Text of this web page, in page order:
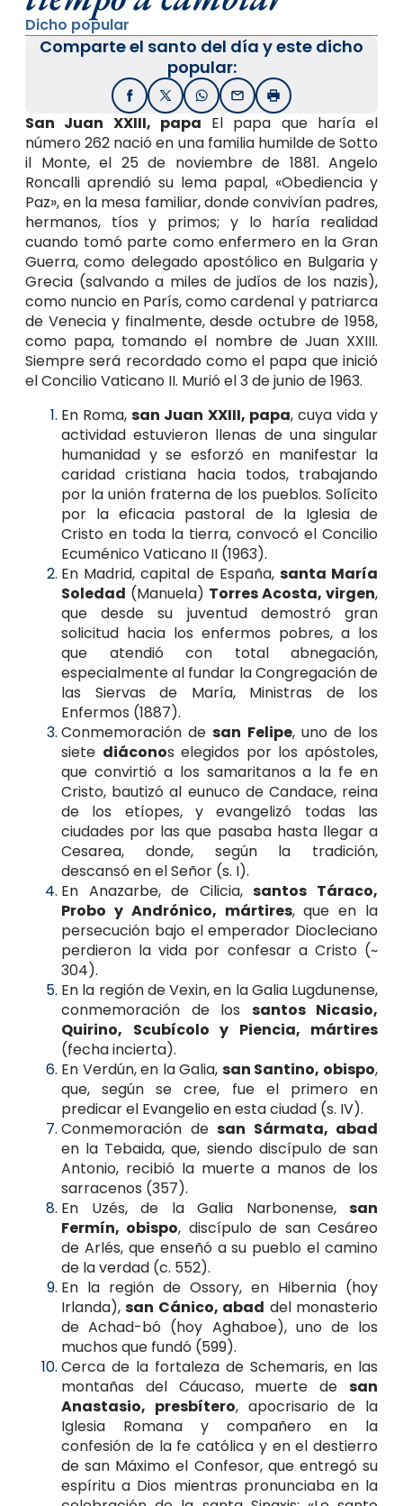
Dicho popular
Comparte el santo del día y este dicho
popular:
FacebookX / TwitterWhatsApp
EmailImprimir
San Juan XXIII, papa El papa que haría el
número 262 nació en una familia humilde de Sotto
il Monte, el 25 de noviembre de 1881. Angelo
Roncalli aprendió su lema papal, «Obediencia y
Paz», en la mesa familiar, donde convivían padres,
hermanos, tíos y primos; y lo haría realidad
cuando tomó parte como enfermero en la Gran
Guerra, como delegado apostólico en Bulgaria y
Grecia (salvando a miles de judíos de los nazis),
como nuncio en París, como cardenal y patriarca
de Venecia y finalmente, desde octubre de 1958,
como papa, tomando el nombre de Juan XXIII.
Siempre será recordado como el papa que inició
el Concilio Vaticano II. Murió el 3 de junio de 1963.
En Roma,san Juan XXIII, papa, cuya vida y
actividad estuvieron llenas de una singular
humanidad y se esforzó en manifestar la
caridad cristiana hacia todos, trabajando
por la unión fraterna de los pueblos. Solícito
por la eficacia pastoral de la Iglesia de
Cristo en toda la tierra, convocó el Concilio
Ecuménico Vaticano II (1963).
En Madrid, capital de España, santa María
Soledad (Manuela) Torres Acosta, virgen,
que desde su juventud demostró gran
solicitud hacia los enfermos pobres, a los
que atendió con total abnegación,
especialmente al fundar la Congregación de
las Siervas de María, Ministras de los
Enfermos (1887).
Conmemoración desan Felipe, uno de los
siete diáconos elegidos por los apóstoles,
que convirtió a los samaritanos a la fe en
Cristo, bautizó al eunuco de Candace, reina
de los etíopes, y evangelizó todas las
ciudades por las que pasaba hasta llegar a
Cesarea, donde, según la tradición,
descansó en el Señor (s. I).
En Anazarbe, de Cilicia,santos Táraco,
Probo y Andrónico, mártires, que en la
persecución bajo el emperador Diocleciano
perdieron la vida por confesar a Cristo (~
304).
En la región de Vexin, en la Galia Lugdunense,
conmemoración de los santos Nicasio,
Quirino, Scubícolo y Piencia, mártires
(fecha incierta).
En Verdún, en la Galia, san Santino, obispo,
que, según se cree, fue el primero en
predicar el Evangelio en esta ciudad (s. IV).
Conmemoración de san Sármata, abad
en la Tebaida, que, siendo discípulo de san
Antonio, recibió la muerte a manos de los
sarracenos (357).
En Uzés, de la Galia Narbonense, san
Fermín, obispo, discípulo de san Cesáreo
de Arlés, que enseñó a su pueblo el camino
de la verdad (c. 552).
En la región de Ossory, en Hibernia (hoy
Irlanda),san Cánico, abad del monasterio
de Achad-bó (hoy Aghaboe), uno de los
muchos que fundó (599).
Cerca de la fortaleza de Schemaris, en las
montañas del Cáucaso, muerte de san
Anastasio, presbítero, apocrisario de la
Iglesia Romana y compañero en la
confesión de la fe católica y en el destierro
de san Máximo el Confesor, que entregó su
espíritu a Dios mientras pronunciaba en la